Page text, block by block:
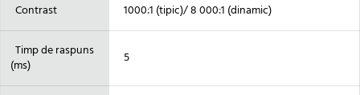
Contrast 1000:1 (tipic)/ 8 000:1 (dinamic)
Timp de raspuns
(ms)
5